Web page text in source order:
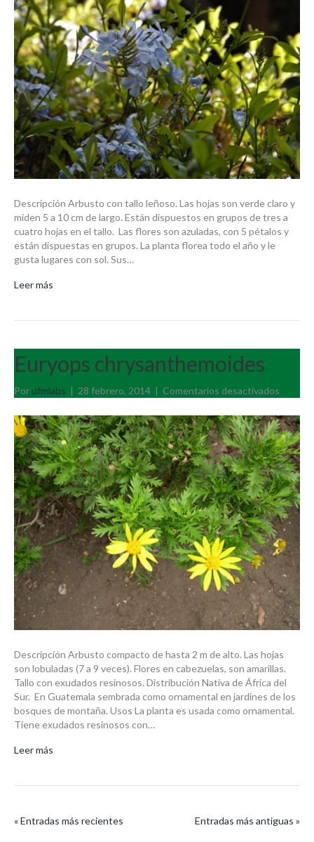
Descripción Arbusto con tallo leñoso. Las hojas son verde claro y
miden 5 a 10 cm de largo. Están dispuestos en grupos de tres a
cuatro hojas en el tallo. Las flores son azuladas, con 5 pétalos y
están dispuestas en grupos. La planta florea todo el año y le
gusta lugares con sol. Sus…
Leer más
Euryops chrysanthemoides
Por ufmlabs | 28 febrero, 2014 | Comentarios desactivados
Descripción Arbusto compacto de hasta 2 m de alto. Las hojas
son lobuladas (7 a 9 veces). Flores en cabezuelas, son amarillas.
Tallo con exudados resinosos. Distribución Nativa de África del
Sur. En Guatemala sembrada como ornamental en jardines de los
bosques de montaña. Usos La planta es usada como ornamental.
Tiene exudados resinosos con…
Leer más
« Entradas más recientes Entradas más antiguas »